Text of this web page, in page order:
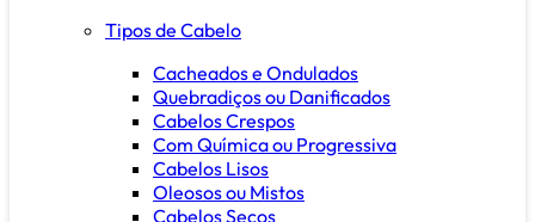
Tipos de Cabelo
Cacheados e Ondulados
Quebradiços ou Danificados
Cabelos Crespos
Com Química ou Progressiva
Cabelos Lisos
Oleosos ou Mistos
Cabelos Secos